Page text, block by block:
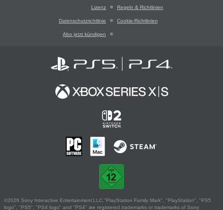
Lizenz Regeln & Richtlinien
Datenschutzrichtlinie Cookie-Richtlinien
Abo jetzt kündigen
©2026 Sony Interactive Entertainment LLC."PlayStation Family Mark", "PlayStation", "PS5
logo", "PS5", "PS4 logo" and "PS4" are registered trademarks or trademarks of Sony